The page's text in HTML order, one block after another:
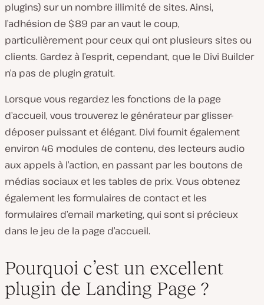
plugins) sur un nombre illimité de sites. Ainsi,
l’adhésion de $89 par an vaut le coup,
particulièrement pour ceux qui ont plusieurs sites ou
clients. Gardez à l’esprit, cependant, que le Divi Builder
n’a pas de plugin gratuit.
Lorsque vous regardez les fonctions de la page
d’accueil, vous trouverez le générateur par glisser-
déposer puissant et élégant. Divi fournit également
environ 46 modules de contenu, des lecteurs audio
aux appels à l’action, en passant par les boutons de
médias sociaux et les tables de prix. Vous obtenez
également les formulaires de contact et les
formulaires d’email marketing, qui sont si précieux
dans le jeu de la page d’accueil.
Pourquoi c’est un excellent
plugin de Landing Page ?